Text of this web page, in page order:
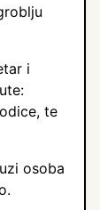
i
te
osoba